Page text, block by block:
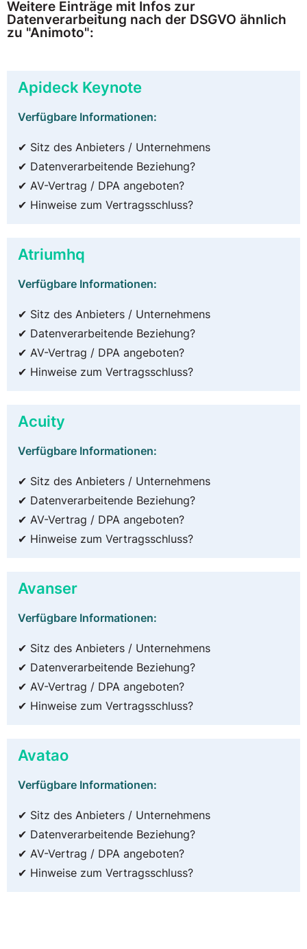
Weitere Einträge mit Infos zur
Datenverarbeitung nach der DSGVO ähnlich
zu "Animoto":
Apideck Keynote
Verfügbare Informationen:
✔ Sitz des Anbieters / Unternehmens
✔ Datenverarbeitende Beziehung?
✔ AV-Vertrag / DPA angeboten?
✔ Hinweise zum Vertragsschluss?
Atriumhq
Verfügbare Informationen:
✔ Sitz des Anbieters / Unternehmens
✔ Datenverarbeitende Beziehung?
✔ AV-Vertrag / DPA angeboten?
✔ Hinweise zum Vertragsschluss?
Acuity
Verfügbare Informationen:
✔ Sitz des Anbieters / Unternehmens
✔ Datenverarbeitende Beziehung?
✔ AV-Vertrag / DPA angeboten?
✔ Hinweise zum Vertragsschluss?
Avanser
Verfügbare Informationen:
✔ Sitz des Anbieters / Unternehmens
✔ Datenverarbeitende Beziehung?
✔ AV-Vertrag / DPA angeboten?
✔ Hinweise zum Vertragsschluss?
Avatao
Verfügbare Informationen:
✔ Sitz des Anbieters / Unternehmens
✔ Datenverarbeitende Beziehung?
✔ AV-Vertrag / DPA angeboten?
✔ Hinweise zum Vertragsschluss?